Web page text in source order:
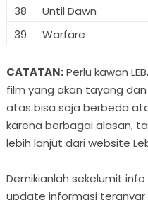
38
Until Dawn
39
Warfare
CATATAN:Perlu kawan
film yang akan tayang
atas bisa saja berbeda
karena berbagai alasan,
lebih lanjut dari website
Demikianlah sekelumit
update informasi